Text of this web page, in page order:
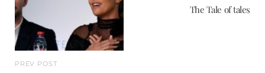
PREV POST
The Tale of tales